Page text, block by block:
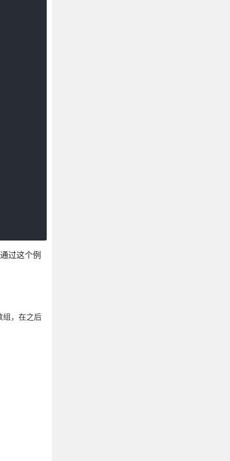
过这个例
，在之后